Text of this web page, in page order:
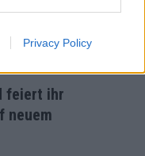
Privacy Policy
feiert ihr
neuem